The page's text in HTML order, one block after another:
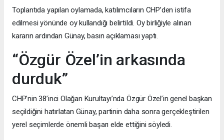
Toplantıda yapılan oylamada, katılımcıların CHP’den istifa
edilmesi yönünde oy kullandığı belirtildi. Oy birliğiyle alınan
kararın ardından Günay, basın açıklaması yaptı.
“Özgür Özel’in arkasında
durduk”
CHP’nin 38’inci Olağan Kurultayı’nda Özgür Özel’in genel başkan
seçildiğini hatırlatan Günay, partinin daha sonra gerçekleştirilen
yerel seçimlerde önemli başarı elde ettiğini söyledi.